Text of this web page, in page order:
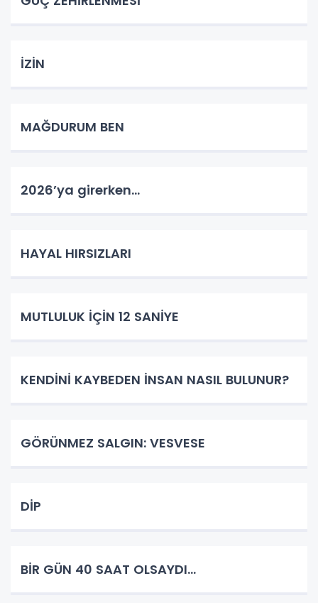
İZİN
MAĞDURUM BEN
2026’ya girerken…
HAYAL HIRSIZLARI
MUTLULUK İÇİN 12 SANİYE
KENDİNİ KAYBEDEN İNSAN NASIL BULUNUR?
GÖRÜNMEZ SALGIN: VESVESE
DİP
BİR GÜN 40 SAAT OLSAYDI…